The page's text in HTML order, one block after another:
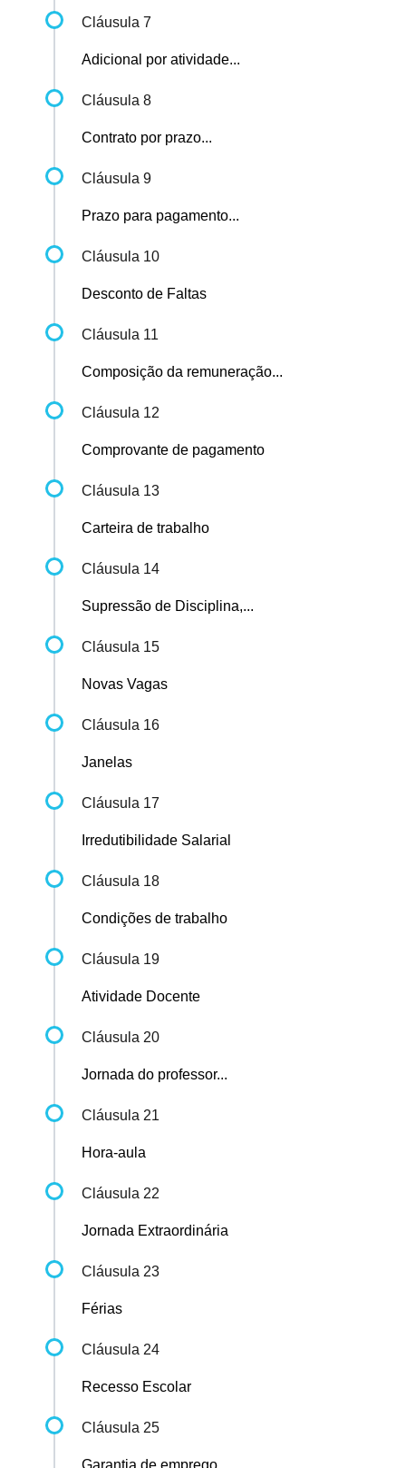
Cláusula 7
Adicional por atividade...
Cláusula 8
Contrato por prazo...
Cláusula 9
Prazo para pagamento...
Cláusula 10
Desconto de Faltas
Cláusula 11
Composição da remuneração...
Cláusula 12
Comprovante de pagamento
Cláusula 13
Carteira de trabalho
Cláusula 14
Supressão de Disciplina,...
Cláusula 15
Novas Vagas
Cláusula 16
Janelas
Cláusula 17
Irredutibilidade Salarial
Cláusula 18
Condições de trabalho
Cláusula 19
Atividade Docente
Cláusula 20
Jornada do professor...
Cláusula 21
Hora-aula
Cláusula 22
Jornada Extraordinária
Cláusula 23
Férias
Cláusula 24
Recesso Escolar
Cláusula 25